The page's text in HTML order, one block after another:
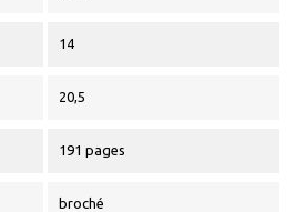
14
20,5
191 pages
broché